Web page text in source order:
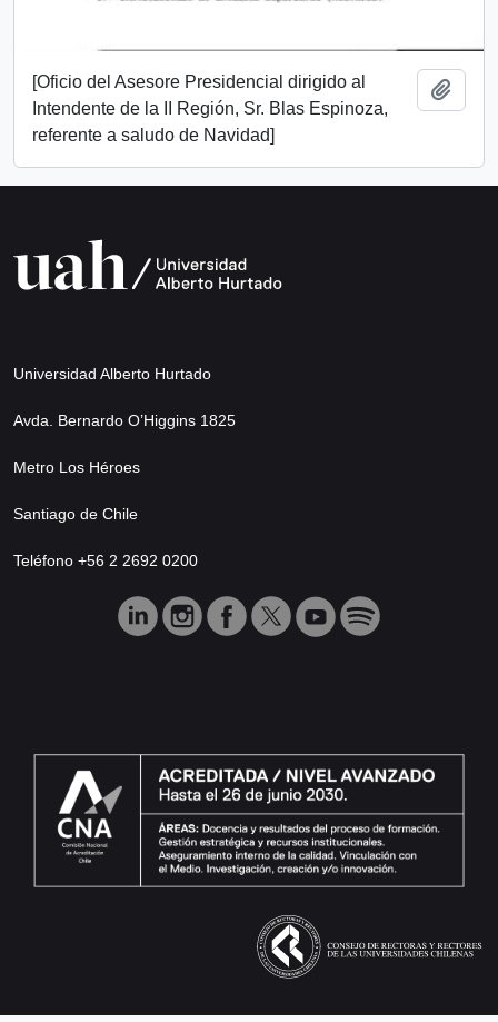
[Oficio del Asesore Presidencial dirigido al
Intendente de la II Región, Sr. Blas Espinoza,
referente a saludo de Navidad]
Universidad Alberto Hurtado
Avda. Bernardo O’Higgins 1825
Metro Los Héroes
Santiago de Chile
Teléfono +56 2 2692 0200